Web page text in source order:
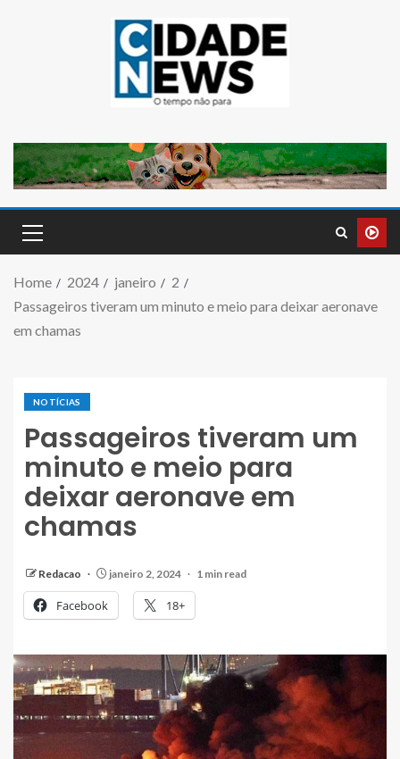
Home 2024 janeiro
2
Passageiros tiveram um minuto e meio para deixar aeronave
em chamas
NOTÍCIAS
Passageiros tiveram um
minuto e meio para
deixar aeronave em
chamas
Redacao janeiro 2, 2024 1 min read
Facebook 18+